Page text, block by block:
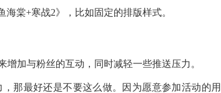
棠+寒战2》，比如固定的排版样式。
加与粉丝的互动，同时减轻一些推送压力。
那最好还是不要这么做。因为愿意参加活动的用